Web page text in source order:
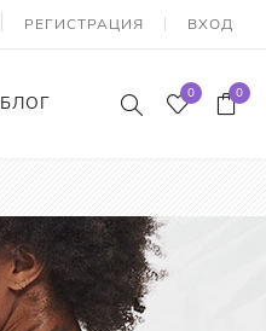
РЕГИСТРАЦИЯ ВХОД
БЛОГ 0 0